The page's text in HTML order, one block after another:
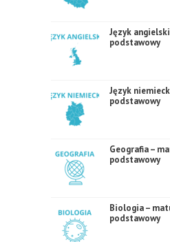
Język
podstawowy
Język
podstawowy
Geografia –
podstawowy
Biologia –
podstawowy